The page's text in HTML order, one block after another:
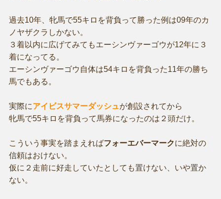
過去10年、牝馬で55キロを背負って勝った例は09年のカ
ノヤザクラしかない。
３着以内に広げてみてもエーシンヴァーゴウが12年に３
着になってる。
エーシンヴァーゴウ自体は54キロを背負った11年の勝ち
馬でもある。
実際にアイビスサマーダッシュが創設されてから
牝馬で55キロを背負って馬券になったのは２頭だけ。
こういう事実を踏まえればフォーエバーマークに絶対の
信頼はおけない。
仮に２走前に好走していたとしても置けない、いや置か
ない。